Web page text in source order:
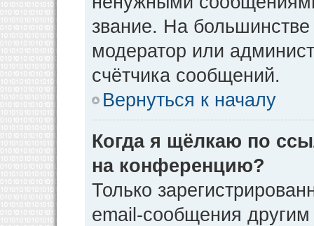
звание. На
модератор или
счётчика сообщений.
Вернуться к началу
Когда я щёлкаю по
на конференцию?
Только
email-сообщения